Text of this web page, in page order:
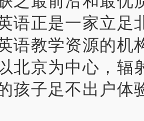
语正是一家立足
语教学资源的机
北京为中心，辐
孩子足不出户体